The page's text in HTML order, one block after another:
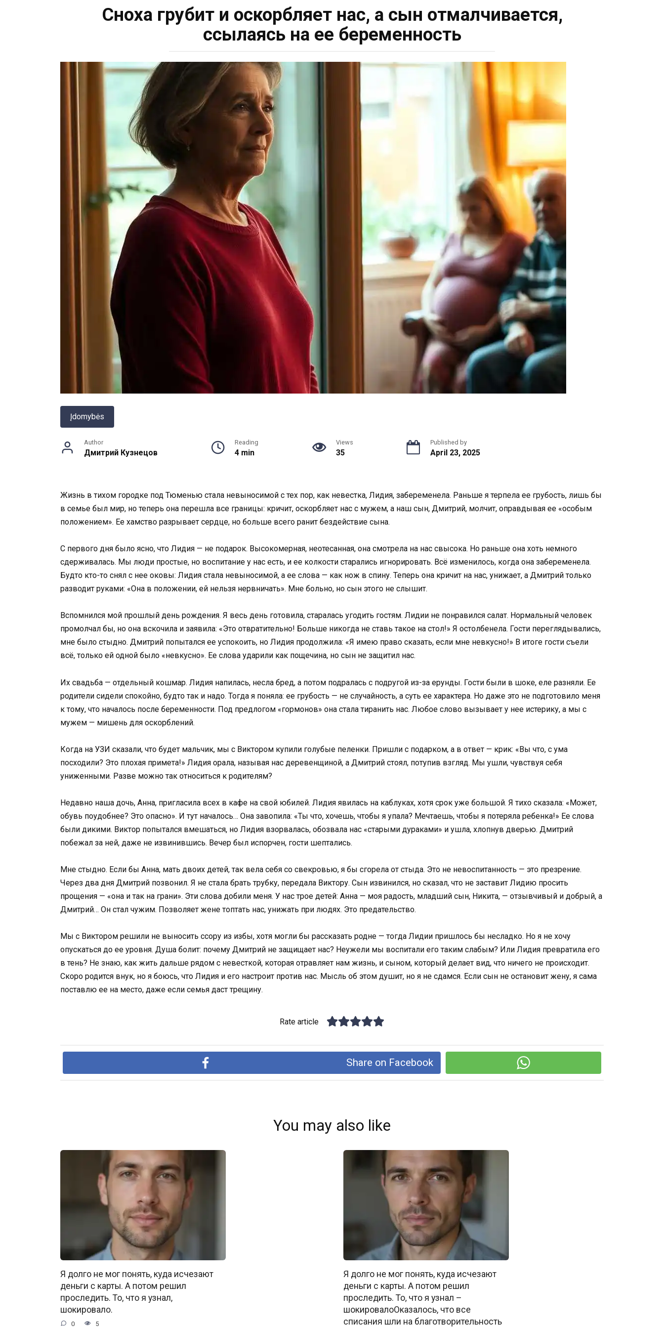
Сноха грубит и оскорбляет нас, а сын отмалчивается,
ссылаясь на ее беременность
Įdomybės
Author
Дмитрий Кузнецов
Reading
4 min
Views
35
Published by
April 23, 2025
Жизнь в тихом городке под Тюменью стала невыносимой с тех пор, как невестка, Лидия, забеременела. Раньше я терпела ее грубость, лишь бы
в семье был мир, но теперь она перешла все границы: кричит, оскорбляет нас с мужем, а наш сын, Дмитрий, молчит, оправдывая ее «особым
положением». Ее хамство разрывает сердце, но больше всего ранит бездействие сына.
С первого дня было ясно, что Лидия — не подарок. Высокомерная, неотесанная, она смотрела на нас свысока. Но раньше она хоть немного
сдерживалась. Мы люди простые, но воспитание у нас есть, и ее колкости старались игнорировать. Всё изменилось, когда она забеременела.
Будто кто-то снял с нее оковы: Лидия стала невыносимой, а ее слова — как нож в спину. Теперь она кричит на нас, унижает, а Дмитрий только
разводит руками: «Она в положении, ей нельзя нервничать». Мне больно, но сын этого не слышит.
Вспомнился мой прошлый день рождения. Я весь день готовила, старалась угодить гостям. Лидии не понравился салат. Нормальный человек
промолчал бы, но она вскочила и заявила: «Это отвратительно! Больше никогда не ставь такое на стол!» Я остолбенела. Гости переглядывались,
мне было стыдно. Дмитрий попытался ее успокоить, но Лидия продолжила: «Я имею право сказать, если мне невкусно!» В итоге гости съели
всё, только ей одной было «невкусно». Ее слова ударили как пощечина, но сын не защитил нас.
Их свадьба — отдельный кошмар. Лидия напилась, несла бред, а потом подралась с подругой из-за ерунды. Гости были в шоке, еле разняли. Ее
родители сидели спокойно, будто так и надо. Тогда я поняла: ее грубость — не случайность, а суть ее характера. Но даже это не подготовило меня
к тому, что началось после беременности. Под предлогом «гормонов» она стала тиранить нас. Любое слово вызывает у нее истерику, а мы с
мужем — мишень для оскорблений.
Когда на УЗИ сказали, что будет мальчик, мы с Виктором купили голубые пеленки. Пришли с подарком, а в ответ — крик: «Вы что, с ума
посходили? Это плохая примета!» Лидия орала, называя нас деревенщиной, а Дмитрий стоял, потупив взгляд. Мы ушли, чувствуя себя
униженными. Разве можно так относиться к родителям?
Недавно наша дочь, Анна, пригласила всех в кафе на свой юбилей. Лидия явилась на каблуках, хотя срок уже большой. Я тихо сказала: «Может,
обувь поудобнее? Это опасно». И тут началось… Она завопила: «Ты что, хочешь, чтобы я упала? Мечтаешь, чтобы я потеряла ребенка!» Ее слова
были дикими. Виктор попытался вмешаться, но Лидия взорвалась, обозвала нас «старыми дураками» и ушла, хлопнув дверью. Дмитрий
побежал за ней, даже не извинившись. Вечер был испорчен, гости шептались.
Мне стыдно. Если бы Анна, мать двоих детей, так вела себя со свекровью, я бы сгорела от стыда. Это не невоспитанность — это презрение.
Через два дня Дмитрий позвонил. Я не стала брать трубку, передала Виктору. Сын извинился, но сказал, что не заставит Лидию просить
прощения — «она и так на грани». Эти слова добили меня. У нас трое детей: Анна — моя радость, младший сын, Никита, — отзывчивый и добрый, а
Дмитрий… Он стал чужим. Позволяет жене топтать нас, унижать при людях. Это предательство.
Мы с Виктором решили не выносить ссору из избы, хотя могли бы рассказать родне — тогда Лидии пришлось бы несладко. Но я не хочу
опускаться до ее уровня. Душа болит: почему Дмитрий не защищает нас? Неужели мы воспитали его таким слабым? Или Лидия превратила его
в тень? Не знаю, как жить дальше рядом с невесткой, которая отравляет нам жизнь, и сыном, который делает вид, что ничего не происходит.
Скоро родится внук, но я боюсь, что Лидия и его настроит против нас. Мысль об этом душит, но я не сдамся. Если сын не остановит жену, я сама
поставлю ее на место, даже если семья даст трещину.
Rate article
Share on Facebook
You may also like
Я долго не мог понять, куда исчезают
деньги с карты. А потом решил
проследить. То, что я узнал,
шокировало.
0 5
Я долго не мог понять, куда исчезают
деньги с карты. А потом решил
проследить. То, что я узнал –
шокировалоОказалось, что все
списания шли на благотворительность